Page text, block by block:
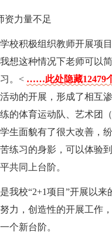
资力量不足
校积极组织教师开展项
想这种情况下老师可以
。< ……此处隐藏
动的开展，形成了相互
的体育运动队、艺术团
生面貌有了很大改善，
练习的身影，可以体验
共同上台阶。
我校“2+1项目”开展以
力，创造性的开展工作
个新台阶。